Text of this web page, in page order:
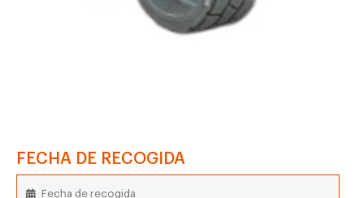
FECHA DE RECOGIDA